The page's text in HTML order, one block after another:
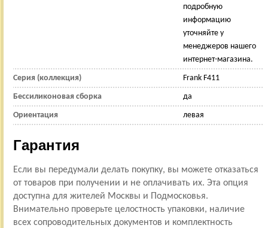
подробную
информацию
уточняйте у
менеджеров нашего
интернет-магазина.
Серия (коллекция) Frank F411
Бессиликоновая сборка да
Ориентация левая
Гарантия
Если вы передумали делать покупку, вы можете отказаться
от товаров при получении и не оплачивать их. Эта опция
доступна для жителей Москвы и Подмосковья.
Внимательно проверьте целостность упаковки, наличие
всех сопроводительных документов и комплектность